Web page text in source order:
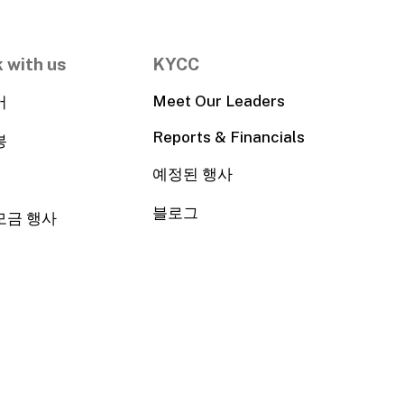
with us
금 행사
KYCC
Meet Our Leaders
Reports & Financials
예정된 행사
블로그